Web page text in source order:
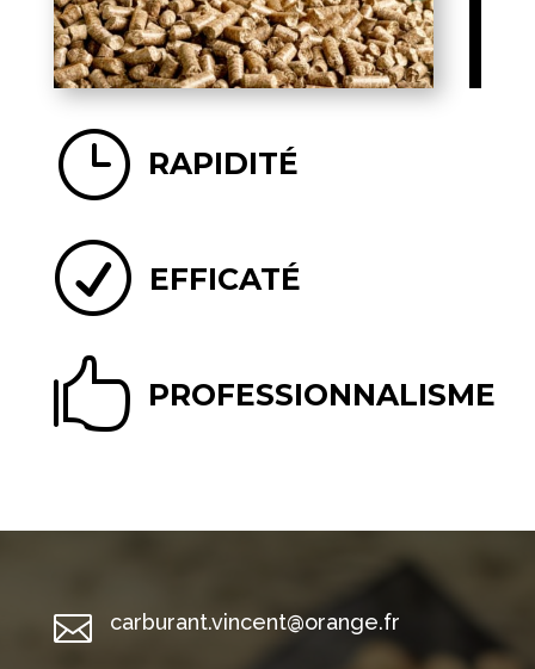
} RAPIDITÉ
R EFFICATÉ
 PROFESSIONNALISME
 carburant.vincent@orange.fr